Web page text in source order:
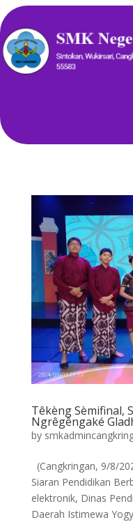
Têkèng Sèmifinal,
Ngrêgêngaké
by
(Cangkringan, 9/8/
Siaran Pendidikan
elektronik, Dinas
Daerah Istimewa